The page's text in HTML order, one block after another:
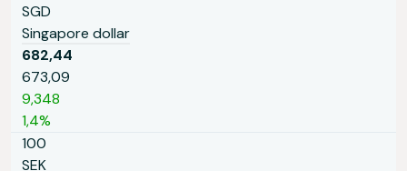
SGD
Singapore dollar
682,44
673,09
9,348
1,4%
100
SEK